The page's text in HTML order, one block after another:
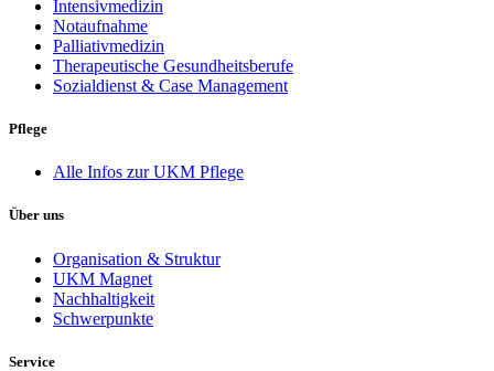
Intensivmedizin
Notaufnahme
Palliativmedizin
Therapeutische Gesundheitsberufe
Sozialdienst & Case Management
Pflege
Alle Infos zur UKM Pflege
Über uns
Organisation & Struktur
UKM Magnet
Nachhaltigkeit
Schwerpunkte
Service